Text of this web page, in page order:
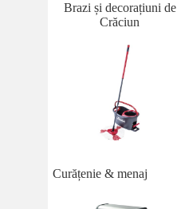
Brazi și decorațiuni de
Crăciun
Curățenie & menaj